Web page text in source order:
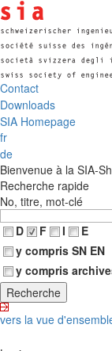
Contact
Downloads
SIA Homepage
fr
de
Bienvenue à la SIA-
Recherche rapide
No, titre, mot-clé
D
F I
E
y compris SN EN
y compris
vers la vue